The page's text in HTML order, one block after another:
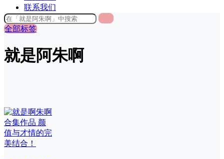
联系我们
全部标签
就是阿朱啊